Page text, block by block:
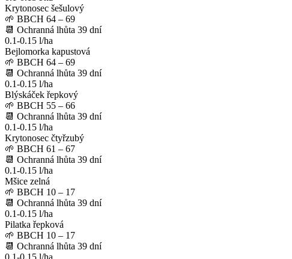
Krytonosec šešulový
🌱 BBCH 64 – 69
📆 Ochranná lhůta 39 dní
0.1-0.15 l/ha
Bejlomorka kapustová
🌱 BBCH 64 – 69
📆 Ochranná lhůta 39 dní
0.1-0.15 l/ha
Blýskáček řepkový
🌱 BBCH 55 – 66
📆 Ochranná lhůta 39 dní
0.1-0.15 l/ha
Krytonosec čtyřzubý
🌱 BBCH 61 – 67
📆 Ochranná lhůta 39 dní
0.1-0.15 l/ha
Mšice zelná
🌱 BBCH 10 – 17
📆 Ochranná lhůta 39 dní
0.1-0.15 l/ha
Pilatka řepková
🌱 BBCH 10 – 17
📆 Ochranná lhůta 39 dní